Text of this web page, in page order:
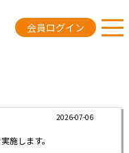
会員ログイン
施します。
2026-07-06